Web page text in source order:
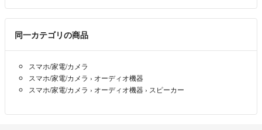
同一カテゴリの商品
スマホ/家電/カメラ
スマホ/家電/カメラ › オーディオ機器
スマホ/家電/カメラ › オーディオ機器 › スピーカー